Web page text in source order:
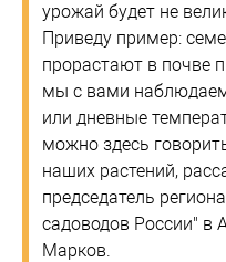
урожай будет не
Приведу пример:
прорастают в почве
мы с вами
или дневные
можно здесь
наших растений,
председатель
садоводов России" в
Марков.